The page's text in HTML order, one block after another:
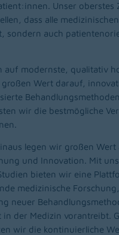
Unser oberstes
dass alle
sondern auch
auf modernste, qualitativ
großen Wert darauf,
wir die bestmögliche
legen wir großen
und Innovation. Mit
bieten wir eine
medizinische
neuer
in der Medizin vorantreibt.
wir die kontinuierliche